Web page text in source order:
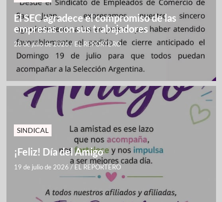
El SEC agradece el compromiso de las
empresas con sus trabajadores
28 de julio de 2026/ EL REPORTERO
SINDICAL
¡Feliz! Día del Amigo
19 de julio de 2026 / EL REPORTERO